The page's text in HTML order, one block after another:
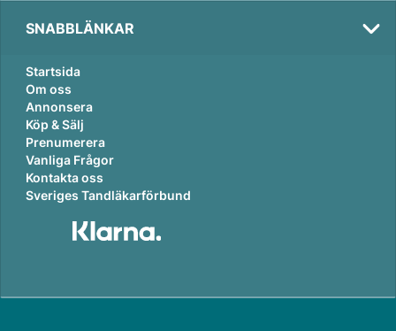
SNABBLÄNKAR
Startsida
Om oss
Annonsera
Köp & Sälj
Prenumerera
Vanliga Frågor
Kontakta oss
Sveriges Tandläkarförbund